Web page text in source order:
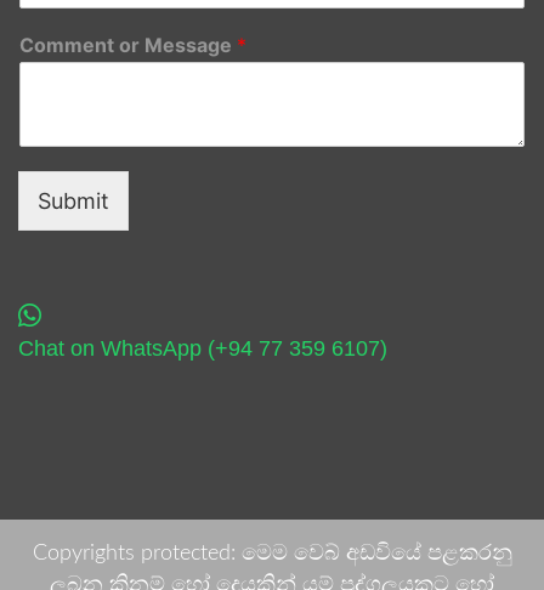
Comment or Message *
Submit
Chat on WhatsApp (+94 77 359 6107)
Copyrights protected: මෙම වෙබ් අඩවියේ පළකරනු
ලබන කිනම් හෝ දෙයකින් යම් පුද්ගලයකුට හෝ